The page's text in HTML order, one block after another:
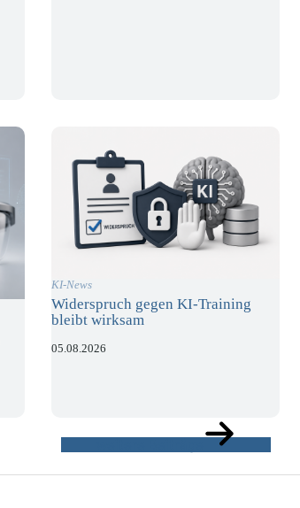
KI-News
Widerspruch gegen KI-Training
bleibt wirksam
05.08.2026